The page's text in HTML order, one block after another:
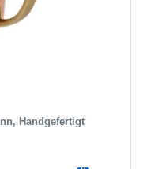
Handgefertigt